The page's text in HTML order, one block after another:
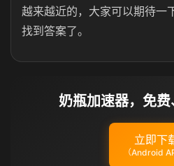
越来越近的，大家可以期待一
找到答案了。
奶瓶加速器，免
立即下
（Android